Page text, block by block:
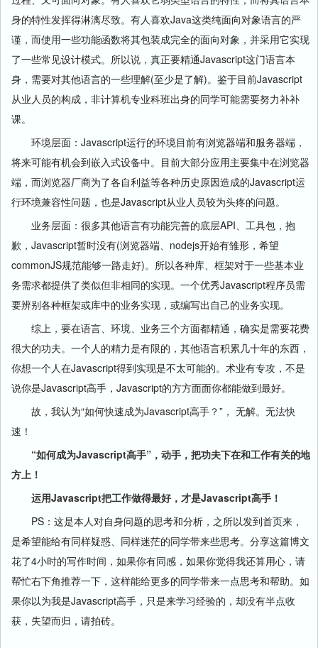
身的特性发挥得淋漓尽致。有人喜欢Java这类纯面向对象语言的严
谨，而使用一些功能函数将其包装成完全的面向对象，并采用它实现
了一些常见设计模式。所以说，真正要精通Javascript这门语言本
身，需要对其他语言的一些理解(至少是了解)。鉴于目前Javascript
从业人员的构成，非计算机专业科班出身的同学可能需要努力补补
课。
环境层面：Javascript运行的环境目前有浏览器端和服务器端，
将来可能有机会到嵌入式设备中。目前大部分应用主要集中在浏览器
端，而浏览器厂商为了各自利益等各种历史原因造成的Javascript运
行环境兼容性问题，也是Javascript从业人员较为头疼的问题。
业务层面：很多其他语言有功能完善的底层API、工具包，抱
歉，Javascript暂时没有(浏览器端、nodejs开始有雏形，希望
commonJS规范能够一路走好)。所以各种库、框架对于一些基本业
务需求都提供了类似但非相同的实现。一个优秀Javascript程序员需
要辨别各种框架或库中的业务实现，或编写出自己的业务实现。
综上，要在语言、环境、业务三个方面都精通，确实是需要花费
很大的功夫。一个人的精力是有限的，其他语言积累几十年的东西，
你想一个人在Javascript得到实现是不太可能的。术业有专攻，不是
说你是Javascript高手，Javascript的方方面面你都能做到最好。
故，我认为“如何快速成为Javascript高手？”， 无解。无法快
速！
“如何成为Javascript高手”，动手，把功夫下在和工作有关的地
方上！
运用Javascript把工作做得最好，才是Javascript高手！
PS：这是本人对自身问题的思考和分析，之所以发到首页来，
是希望能给有同样疑惑、同样迷茫的同学带来些思考。分享这篇博文
花了4小时的写作时间，如果你有同感，如果你觉得我还算用心，请
帮忙右下角推荐一下，这样能给更多的同学带来一点思考和帮助。如
果你以为我是Javascript高手，只是来学习经验的，却没有半点收
获，失望而归，请拍砖。